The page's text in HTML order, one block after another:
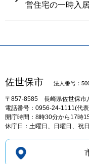
営住宅の一時入居
佐世保市 法人番号：
〒857-8585 長崎県佐世保市
電話番号：0956-24-1111(代
開庁時間：8時30分から17時
休庁日：土曜日、日曜日、祝